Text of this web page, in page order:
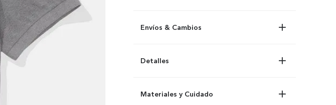
Envíos & Cambios
Detalles
Materiales y Cuidado